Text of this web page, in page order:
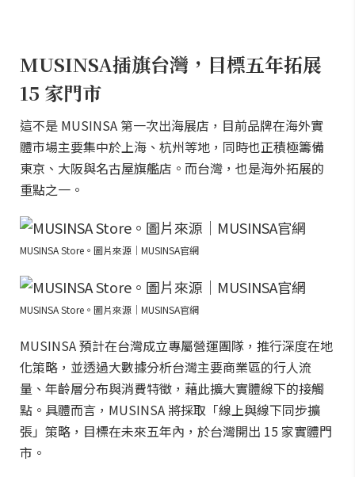
MUSINSA插旗台灣，目標五年拓展
15 家門市
這不是 MUSINSA 第一次出海展店，目前品牌在海外實
體市場主要集中於上海、杭州等地，同時也正積極籌備
東京、大阪與名古屋旗艦店。而台灣，也是海外拓展的
重點之一。
MUSINSA Store。圖片來源｜MUSINSA官網
MUSINSA Store。圖片來源｜MUSINSA官網
MUSINSA 預計在台灣成立專屬營運團隊，推行深度在地
化策略，並透過大數據分析台灣主要商業區的行人流
量、年齡層分布與消費特徵，藉此擴大實體線下的接觸
點。具體而言，MUSINSA 將採取「線上與線下同步擴
張」策略，目標在未來五年內，於台灣開出 15 家實體門
市。